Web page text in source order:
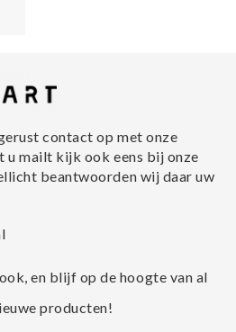
contact op met onze
u mailt kijk ook eens bij onze
beantwoorden wij daar uw
en blijf op de hoogte van al
producten!